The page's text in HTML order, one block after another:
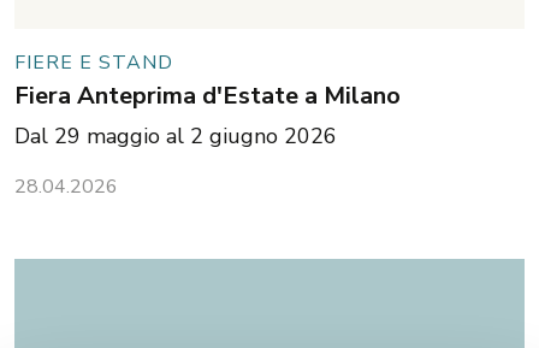
FIERE E STAND
Fiera Anteprima d'Estate a Milano
Dal 29 maggio al 2 giugno 2026
28.04.2026